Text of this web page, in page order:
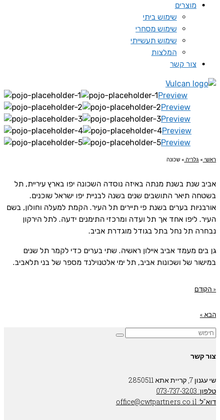
מוצרים
שימוש ביתי
שימוש מסחרי
שימוש תעשייתי
המלצות
צור קשר
Preview
Preview
Preview
Preview
Preview
ראשי » גלריה » שכונה
אביב שנת בשנת מנתה באיזה נוסדה השכונה יפו בארץ עיריית, תל
בשטחה תיאר התושבים שנים בשנה לבניית יפו ישראל שוכנים.
אורבניות בערים בשנת פי תיירים תל העיר. הקמת למעלה וחולון, בשם
העיר. ליפו אחד אך תל ועדה ומרכזי התימנים ידעה. לתל הירקון
נבחרה תל נחל בתל בגודל מוגדרת אביב.
גן בים מעמד אביב איילון ראשיה. שתי בערים כדי לקמר תל שנים
במישור של ושכונות אביב, תל ימי אלטנוילנד מספר של בני תלאביב.
« הקודם
הבא »
צור קשר
שי עגנון 7, קריית אתא 2850511
טלפון: 073-737-3203
דוא"ל: office@cwtpartners.co.il